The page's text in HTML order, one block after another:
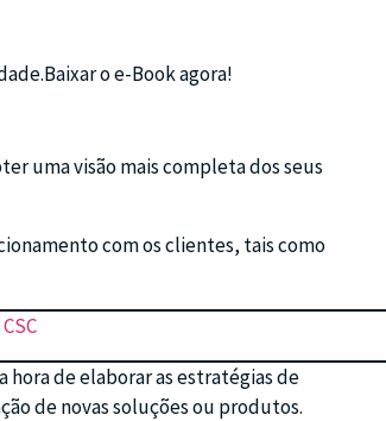
o e-Book agora!
uma visão mais completa dos seus
com os clientes, tais como
hora de elaborar as estratégias de
de novas soluções ou produtos.